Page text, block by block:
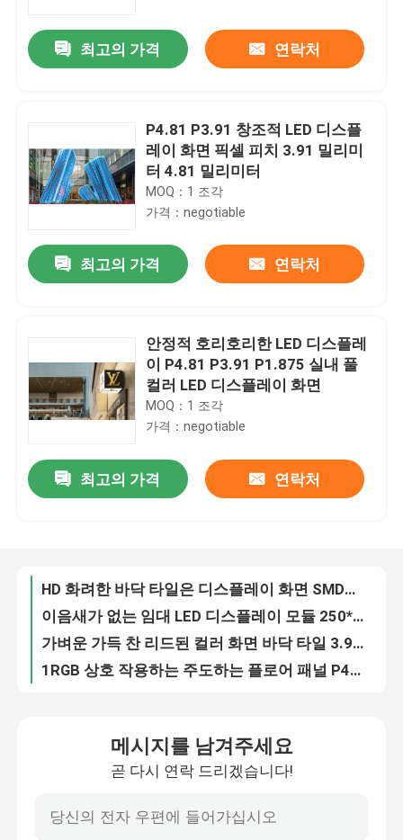
제품
회사 소개
품질 관리
문의하기
임대 LED 디스플레이
최고의 가격 연락처
P4.81 P3.91 창조적 LED 디스플
레이 화면 픽셀 피치 3.91 밀리미
터 4.81 밀리미터
MOQ：1 조각
가격：negotiable
최고의 가격 연락처
안정적 호리호리한 LED 디스플레
이 P4.81 P3.91 P1.875 실내 풀
컬러 LED 디스플레이 화면
MOQ：1 조각
가격：negotiable
최고의 가격 연락처
1R1G1B 풀 컬러 화면 SMD2121은 HD 디스플레이 P4.81 P3.91 P2.064를 이끌었습니다
SMD 2121 내각 주도하는 스크린 바닥은 방수 P4.81 P3.91 CE를 타일로 덮습니다
SMD1921 화려한 LED 화면 바닥 타일 화소 피치 3.91 밀리미터 ISO
4.81 밀리미터 P4.81 LED는 바닥 타일 광고 LED 디스플레이 SMD를 지킵니다
메시지를 남겨주세요
곧 다시 연락 드리겠습니다!